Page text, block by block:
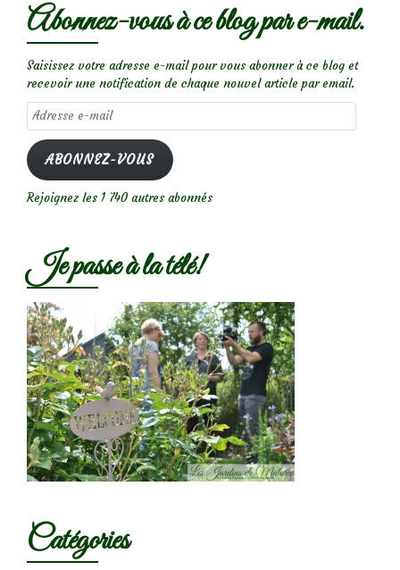
Abonnez-vous à ce blog par e-mail.
Saisissez votre adresse e-mail pour vous abonner à ce blog et
recevoir une notification de chaque nouvel article par email.
Adresse
e-
mail
ABONNEZ-VOUS
Rejoignez les 1 740 autres abonnés
Je passe à la télé!
Catégories